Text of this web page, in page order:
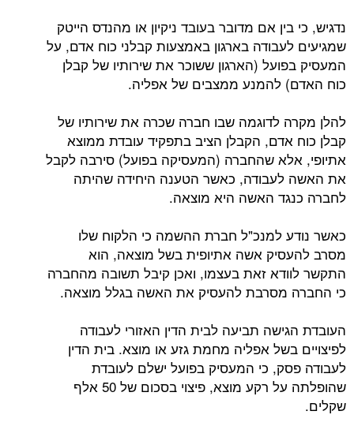
נדגיש, כי בין אם מדובר בעובד ניקיון או מהנדס הייטק
שמגיעים לעבודה בארגון באמצעות קבלני כוח אדם, על
המעסיק בפועל (הארגון ששוכר את שירותיו של קבלן
כוח האדם) להמנע ממצבים של אפליה.
להלן מקרה לדוגמה שבו חברה שכרה את שירותיו של
קבלן כוח אדם, הקבלן הציב בתפקיד עובדת ממוצא
אתיופי, אלא שהחברה (המעסיקה בפועל) סירבה לקבל
את האשה לעבודה, כאשר הטענה היחידה שהיתה
לחברה כנגד האשה היא מוצאה.
כאשר נודע למנכ"ל חברת ההשמה כי הלקוח שלו
מסרב להעסיק אשה אתיופית בשל מוצאה, הוא
התקשר לוודא זאת בעצמו, ואכן קיבל תשובה מהחברה
כי החברה מסרבת להעסיק את האשה בגלל מוצאה.
העובדת הגישה תביעה לבית הדין האזורי לעבודה
לפיצויים בשל אפליה מחמת גזע או מוצא. בית הדין
לעבודה פסק, כי המעסיק בפועל ישלם לעובדת
שהופלתה על רקע מוצא, פיצוי בסכום של 50 אלף
שקלים.